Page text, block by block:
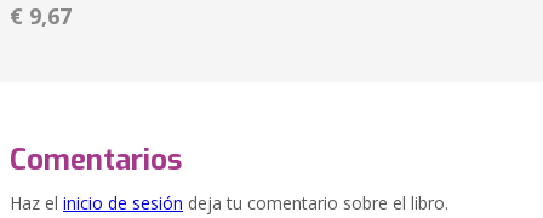
€ 9,67
Comentarios
Haz el inicio de sesión deja tu comentario sobre el libro.